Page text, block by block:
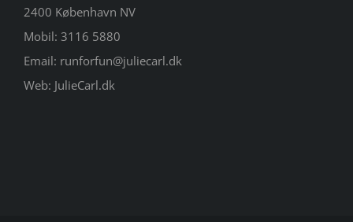
2400 København NV
Mobil: 3116 5880
Email: runforfun@juliecarl.dk
Web: JulieCarl.dk